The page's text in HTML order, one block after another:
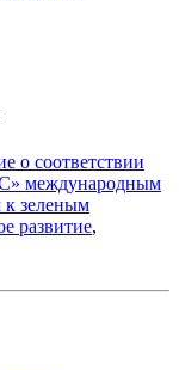
о соответствии
международным
зеленым
развитие,